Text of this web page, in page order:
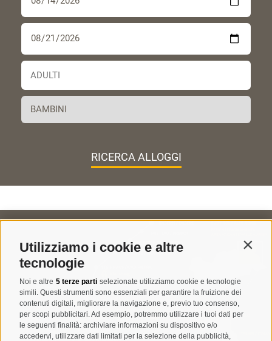
Utilizziamo i cookie e altre
tecnologie
Noi e altre 5 terze parti selezionate utilizziamo cookie e tecnologie
simili. Questi strumenti sono essenziali per garantire la fruizione dei
contenuti digitali, migliorare la navigazione e, previo tuo consenso,
per scopi pubblicitari. Ad esempio, potremmo utilizzare i tuoi dati per
le seguenti finalità: archiviare informazioni su dispositivo e/o
accedervi, utilizzare dati limitati per la selezione della pubblicità,
RICERCA ALLOGGI